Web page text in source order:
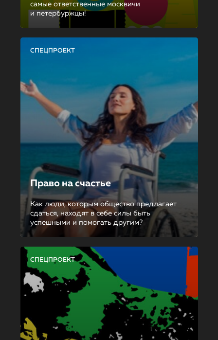
самые ответственные москвичи
и петербуржцы!
СПЕЦПРОЕКТ
Право на счастье
Как люди, которым общество предлагает
сдаться, находят в себе силы быть
успешными и помогать другим?
СПЕЦПРОЕКТ